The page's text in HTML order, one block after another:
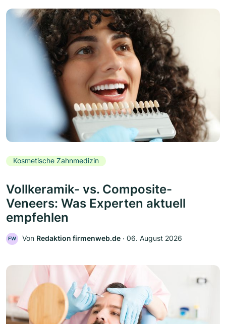
Kosmetische Zahnmedizin
Vollkeramik- vs. Composite-
Veneers: Was Experten aktuell
empfehlen
FW Von Redaktion firmenweb.de ‧ 06. August 2026